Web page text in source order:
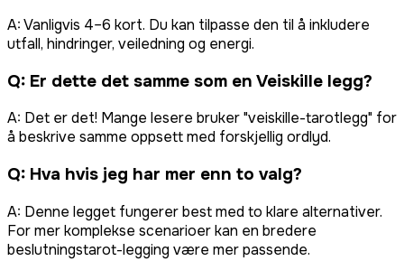
A:Vanligvis 4–6 kort. Du kan tilpasse den til å inkludere
utfall, hindringer, veiledning og energi.
Q: Er dette det samme som en Veiskille legg?
A: Det er det! Mange lesere bruker "veiskille-tarotlegg" for
å beskrive samme oppsett med forskjellig ordlyd.
Q: Hva hvis jeg har mer enn to valg?
A: Denne legget fungerer best med to klare alternativer.
For mer komplekse scenarioer kan en bredere
beslutningstarot-legging være mer passende.